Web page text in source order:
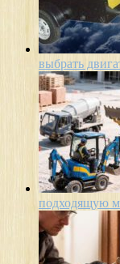
выбрать
подходящую